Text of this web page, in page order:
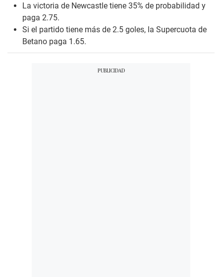
La victoria de Newcastle tiene 35% de probabilidad y
paga 2.75.
Si el partido tiene más de 2.5 goles, la Supercuota de
Betano paga 1.65.